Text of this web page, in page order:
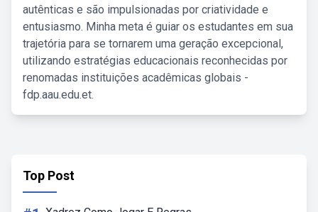
autênticas e são impulsionadas por criatividade e
entusiasmo. Minha meta é guiar os estudantes em sua
trajetória para se tornarem uma geração excepcional,
utilizando estratégias educacionais reconhecidas por
renomadas instituições acadêmicas globais -
fdp.aau.edu.et.
Top Post